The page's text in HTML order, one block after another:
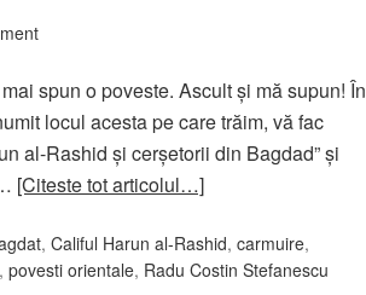
spun o poveste. Ascult și mă supun! În
locul acesta pe care trăim, vă fac
al-Rashid și cerșetorii din Bagdad” şi
[Citeste tot articolul…]
, Califul Harun al-Rashid, carmuire,
, povesti orientale, Radu Costin Stefanescu